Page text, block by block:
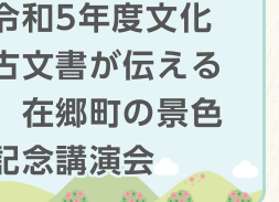
和5年度文化
文書が伝える
郷町の景色
念講演会